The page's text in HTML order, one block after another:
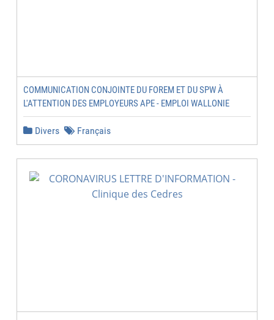
COMMUNICATION CONJOINTE DU FOREM ET DU SPW À
L'ATTENTION DES EMPLOYEURS APE - EMPLOI WALLONIE
Divers Français